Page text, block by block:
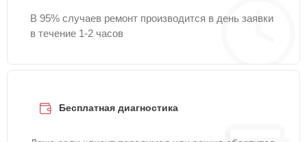
В 95% случаев ремонт производится в день заявки
в течение 1-2 часов
Бесплатная диагностика